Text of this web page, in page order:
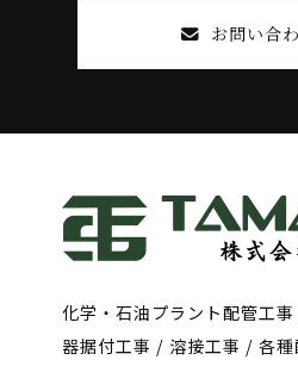
化学・石油プラント配管工
器据付工事 / 溶接工事 / 各種
お問い合